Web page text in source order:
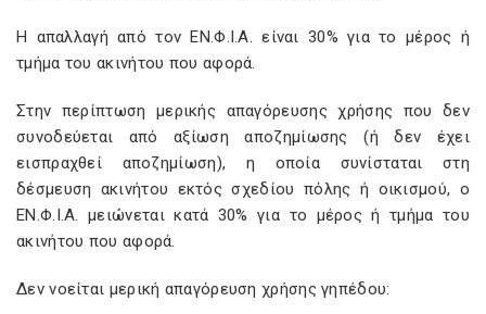
Η απαλλαγή από τον ΕΝ.Φ.Ι.Α. είναι 30% για το μέρος ή
τμήμα του ακινήτου που αφορά.
Στην περίπτωση μερικής απαγόρευσης χρήσης που δεν
συνοδεύεται από αξίωση αποζημίωσης (ή δεν έχει
εισπραχθεί αποζημίωση), η οποία συνίσταται στη
δέσμευση ακινήτου εκτός σχεδίου πόλης ή οικισμού, ο
ΕΝ.Φ.Ι.Α. μειώνεται κατά 30% για το μέρος ή τμήμα του
ακινήτου που αφορά.
Δεν νοείται μερική απαγόρευση χρήσης γηπέδου: